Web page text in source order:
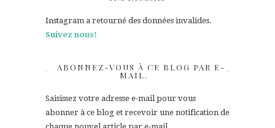
Instagram a retourné des données invalides.
Suivez nous!
ABONNEZ-VOUS À CE BLOG PAR E-
MAIL.
Saisissez votre adresse e-mail pour vous
abonner à ce blog et recevoir une notification de